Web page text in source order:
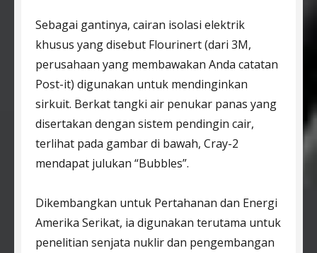
Sebagai gantinya, cairan isolasi elektrik
khusus yang disebut Flourinert (dari 3M,
perusahaan yang membawakan Anda catatan
Post-it) digunakan untuk mendinginkan
sirkuit. Berkat tangki air penukar panas yang
disertakan dengan sistem pendingin cair,
terlihat pada gambar di bawah, Cray-2
mendapat julukan “Bubbles”.
Dikembangkan untuk Pertahanan dan Energi
Amerika Serikat, ia digunakan terutama untuk
penelitian senjata nuklir dan pengembangan